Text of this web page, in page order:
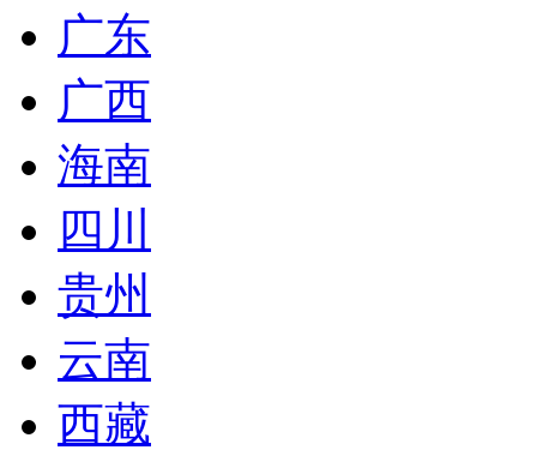
广东
广西
海南
四川
贵州
云南
西藏